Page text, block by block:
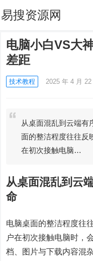
易搜资源网
电脑小白VS大
差距
技术教程 2025 年 4 月
从桌面混乱到云端有
面的整洁程度往往反
在初次接触电脑…
从桌面混乱到云
命
电脑桌面的整洁程度往
户在初次接触电脑时，
档、图片与下载内容混